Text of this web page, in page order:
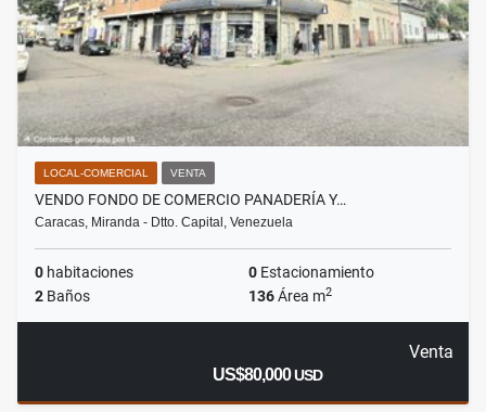
LOCAL-COMERCIAL VENTA
VENDO FONDO DE COMERCIO PANADERÍA Y…
Caracas, Miranda - Dtto. Capital, Venezuela
0 habitaciones 0 Estacionamiento
2 Baños 136Área m2
Venta
US$80,000USD